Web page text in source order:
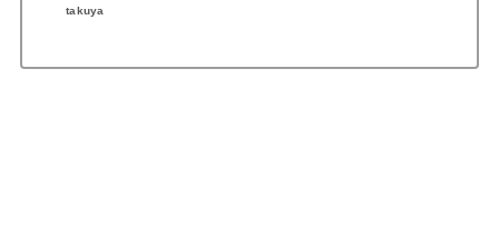
takuya